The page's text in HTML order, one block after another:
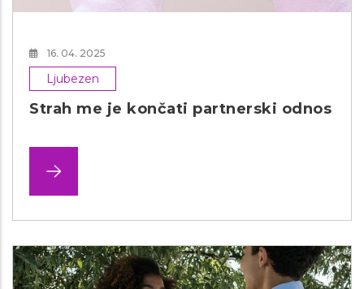
16. 04. 2025
Ljubezen
Strah me je končati partnerski odnos